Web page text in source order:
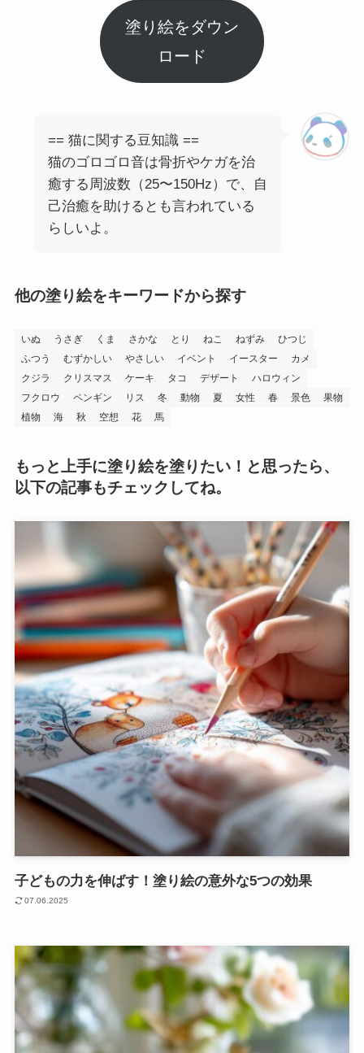
塗り絵をダウン
ロード
== 猫に関する豆知識 ==
猫のゴロゴロ音は骨折やケガを治
癒する周波数（25〜150Hz）で、自
己治癒を助けるとも言われている
らしいよ。
他の塗り絵をキーワードから探す
いぬ うさぎ くま さかな とり ねこ ねずみ
ひつじ
ふつう
むずかしい やさしい イベント イースター
カメ
クジラ
クリスマス ケーキ タコ デザート
ハロウィン
フクロウ
ペンギン リス 冬 動物 夏 女性 春 景色
果物
植物
海 秋 空想 花 馬
もっと上手に塗り絵を塗りたい！と思ったら、
以下の記事もチェックしてね。
子どもの力を伸ばす！塗り絵の意外な5つの効果
07.06.2025